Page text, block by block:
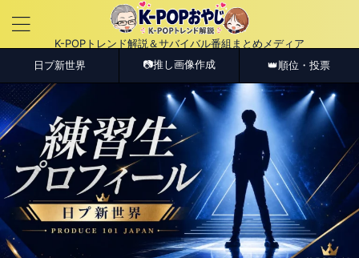
K-POPトレンド解説＆サバイバル番組まとめメディア
日プ新世界 📷推し画像作成 👑順位・投票